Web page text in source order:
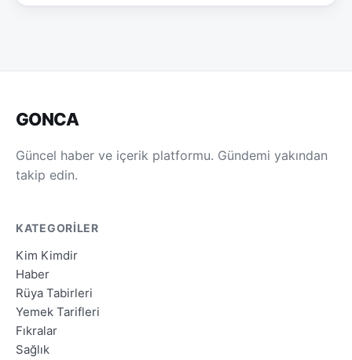
GONCA
Güncel haber ve içerik platformu. Gündemi yakından
takip edin.
KATEGORILER
Kim Kimdir
Haber
Rüya Tabirleri
Yemek Tarifleri
Fıkralar
Sağlık